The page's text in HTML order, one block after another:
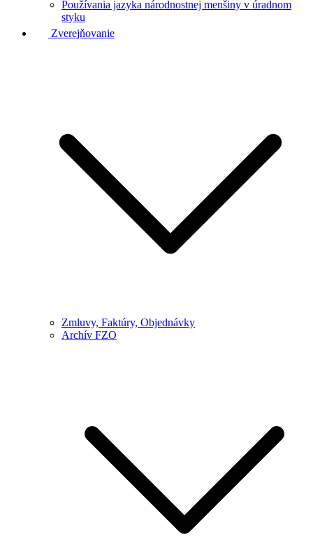
Používania jazyka národnostnej menšiny v úradnom
styku
Zverejňovanie
Zmluvy, Faktúry, Objednávky
Archív FZO